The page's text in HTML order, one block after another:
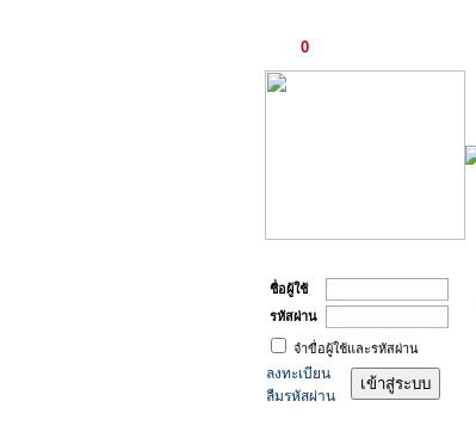
0
ชื่อผู้ใช้
รหัสผ่าน
จำขื่อผู้ใช้และรหัสผ่าน
ลงทะเบียน
ลืมรหัสผ่าน